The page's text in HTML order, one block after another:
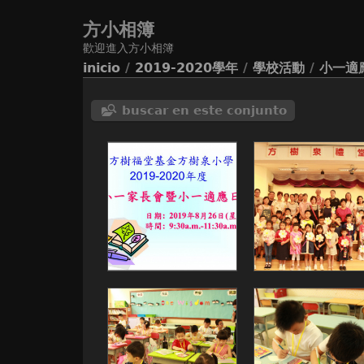
方小相簿
歡迎進入方小相簿
inicio / 2019-2020學年 / 學校活動 / 小一適
buscar en este conjunto